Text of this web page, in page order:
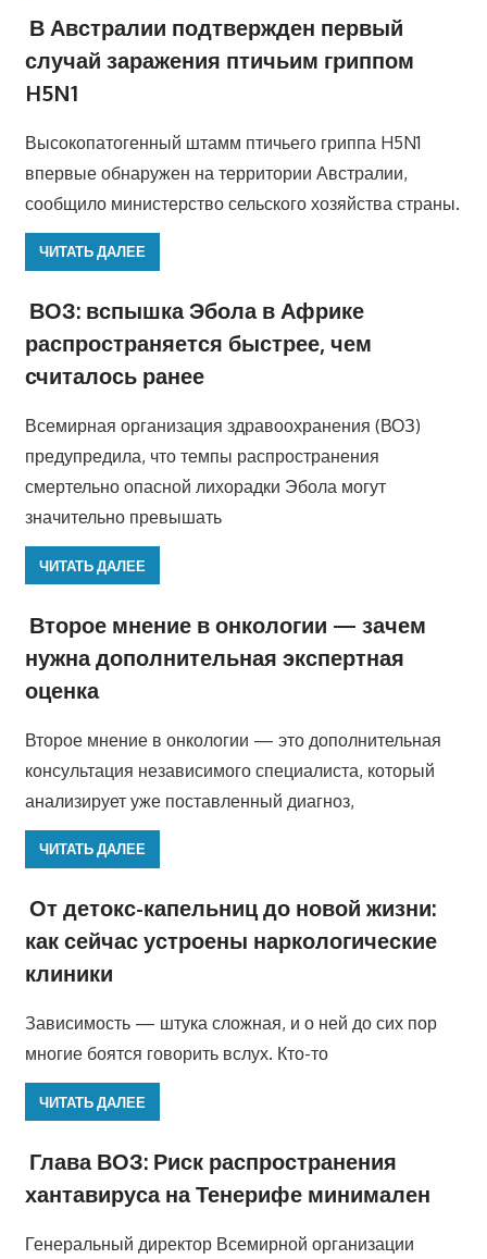
В Австралии подтвержден первый
случай заражения птичьим гриппом
H5N1
Высокопатогенный штамм птичьего гриппа H5N1
впервые обнаружен на территории Австралии,
сообщило министерство сельского хозяйства страны.
ЧИТАТЬ ДАЛЕЕ
ВОЗ: вспышка Эбола в Африке
распространяется быстрее, чем
считалось ранее
Всемирная организация здравоохранения (ВОЗ)
предупредила, что темпы распространения
смертельно опасной лихорадки Эбола могут
значительно превышать
ЧИТАТЬ ДАЛЕЕ
Второе мнение в онкологии — зачем
нужна дополнительная экспертная
оценка
Второе мнение в онкологии — это дополнительная
консультация независимого специалиста, который
анализирует уже поставленный диагноз,
ЧИТАТЬ ДАЛЕЕ
От детокс-капельниц до новой жизни:
как сейчас устроены наркологические
клиники
Зависимость — штука сложная, и о ней до сих пор
многие боятся говорить вслух. Кто-то
ЧИТАТЬ ДАЛЕЕ
Глава ВОЗ: Риск распространения
хантавируса на Тенерифе минимален
Генеральный директор Всемирной организации